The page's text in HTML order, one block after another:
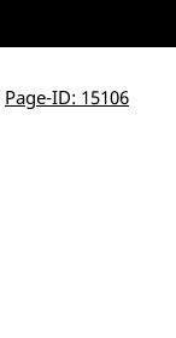
Page-ID: 15106